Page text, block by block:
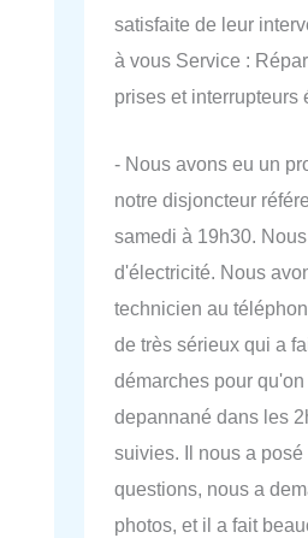
satisfaite de leur
à vous Service :
prises et interrupteurs
- Nous avons eu un
notre disjoncteur
samedi à 19h30.
d'électricité. Nous
technicien au
de très sérieux qui a
démarches pour
depannané dans les
suivies. Il nous a
questions, nous a
photos, et il a fait